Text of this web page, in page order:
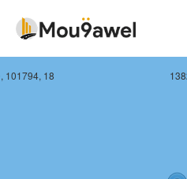
101794, 18